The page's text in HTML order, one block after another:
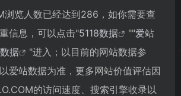
浏览人数已经达到286，如你需要查
信息，可以点击"5118数据 ""爱站
据
"进入；以目前的网站数据参
爱站数据为准，更多网站价值评估因
的访问速度、搜索引擎收录以